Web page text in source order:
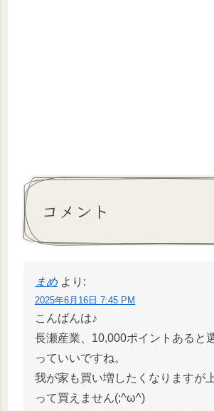
コメント
まめ より:
2025年6月16日 7:45 PM
こんばんは♪
長瀬産業、10,000ポイントあると
っていいですね。
我が家も買い増したくなりますが
って買えません(;^ω^)